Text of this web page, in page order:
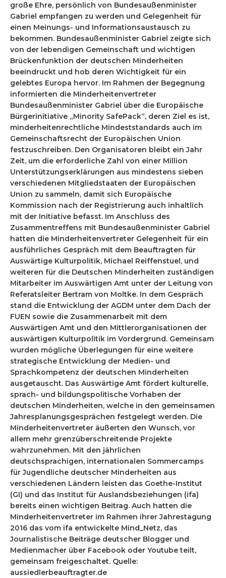
große Ehre, persönlich von Bundesaußenminister
Gabriel empfangen zu werden und Gelegenheit für
einen Meinungs- und Informationsaustausch zu
bekommen. Bundesaußenminister Gabriel zeigte sich
von der lebendigen Gemeinschaft und wichtigen
Brückenfunktion der deutschen Minderheiten
beeindruckt und hob deren Wichtigkeit für ein
gelebtes Europa hervor. Im Rahmen der Begegnung
informierten die Minderheitenvertreter
Bundesaußenminister Gabriel über die Europäische
Bürgerinitiative „Minority SafePack“, deren Ziel es ist,
minderheitenrechtliche Mindeststandards auch im
Gemeinschaftsrecht der Europäischen Union
festzuschreiben. Den Organisatoren bleibt ein Jahr
Zeit, um die erforderliche Zahl von einer Million
Unterstützungserklärungen aus mindestens sieben
verschiedenen Mitgliedstaaten der Europäischen
Union zu sammeln, damit sich Europäische
Kommission nach der Registrierung auch inhaltlich
mit der Initiative befasst. Im Anschluss des
Zusammentreffens mit Bundesaußenminister Gabriel
hatten die Minderheitenvertreter Gelegenheit für ein
ausführliches Gespräch mit dem Beauftragten für
Auswärtige Kulturpolitik, Michael Reiffenstuel, und
weiteren für die Deutschen Minderheiten zuständigen
Mitarbeiter im Auswärtigen Amt unter der Leitung von
Referatsleiter Bertram von Moltke. In dem Gespräch
stand die Entwicklung der AGDM unter dem Dach der
FUEN sowie die Zusammenarbeit mit dem
Auswärtigen Amt und den Mittlerorganisationen der
auswärtigen Kulturpolitik im Vordergrund. Gemeinsam
wurden mögliche Überlegungen für eine weitere
strategische Entwicklung der Medien- und
Sprachkompetenz der deutschen Minderheiten
ausgetauscht. Das Auswärtige Amt fördert kulturelle,
sprach- und bildungspolitische Vorhaben der
deutschen Minderheiten, welche in den gemeinsamen
Jahresplanungsgesprächen festgelegt werden. Die
Minderheitenvertreter äußerten den Wunsch, vor
allem mehr grenzüberschreitende Projekte
wahrzunehmen. Mit den jährlichen
deutschsprachigen, internationalen Sommercamps
für Jugendliche deutscher Minderheiten aus
verschiedenen Ländern leisten das Goethe-Institut
(GI) und das Institut für Auslandsbeziehungen (ifa)
bereits einen wichtigen Beitrag. Auch hatten die
Minderheitenvertreter im Rahmen ihrer Jahrestagung
2016 das vom ifa entwickelte Mind_Netz, das
Journalistische Beiträge deutscher Blogger und
Medienmacher über Facebook oder Youtube teilt,
gemeinsam freigeschaltet. Quelle:
aussiedlerbeauftragter.de